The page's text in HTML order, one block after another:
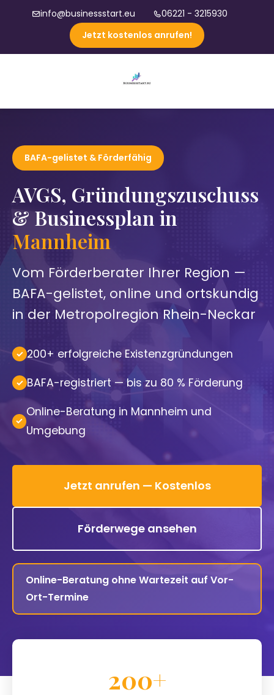
info@businessstart.eu
06221 - 3215930
Jetzt kostenlos anrufen!
BAFA-gelistet & Förderfähig
AVGS, Gründungszuschuss
& Businessplan in
Mannheim
Vom Förderberater Ihrer Region —
BAFA-gelistet, online und ortskundig
in der Metropolregion Rhein-Neckar
200+ erfolgreiche Existenzgründungen
BAFA-registriert — bis zu 80 % Förderung
Online-Beratung in Mannheim und
Umgebung
Jetzt anrufen — Kostenlos
Förderwege ansehen
Online-Beratung ohne Wartezeit auf Vor-
Ort-Termine
200+